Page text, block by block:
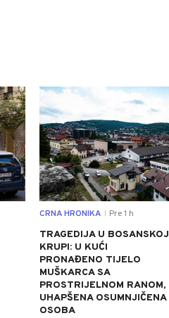
0
CRNA HRONIKA Pre 1 h
TRAGEDIJA U BOSANSKOJ
KRUPI: U KUĆI
PRONAĐENO TIJELO
MUŠKARCA SA
PROSTRIJELNOM RANOM,
UHAPŠENA OSUMNJIČENA
OSOBA